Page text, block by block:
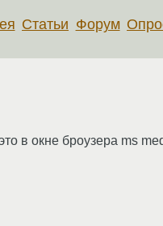
Статьи Форум
в окне броузера ms